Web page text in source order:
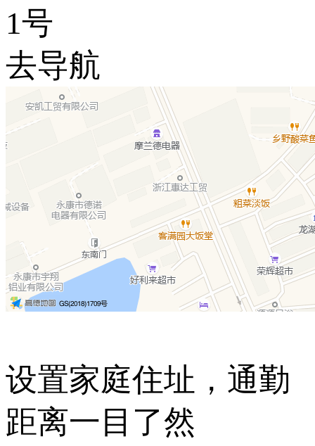
1号
去导航
设置家庭住址，通勤
距离一目了然